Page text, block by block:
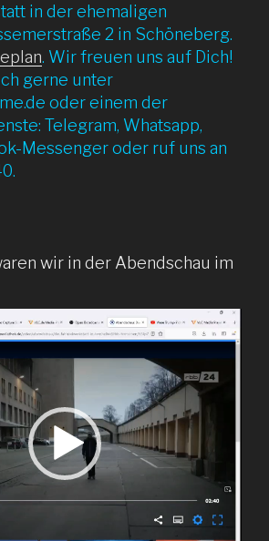
in der ehemaligen
2 in Schöneberg.
. Wir freuen uns auf Dich!
gerne unter
oder einem der
Telegram, Whatsapp,
Messenger oder ruf uns an
wir in der Abendschau im